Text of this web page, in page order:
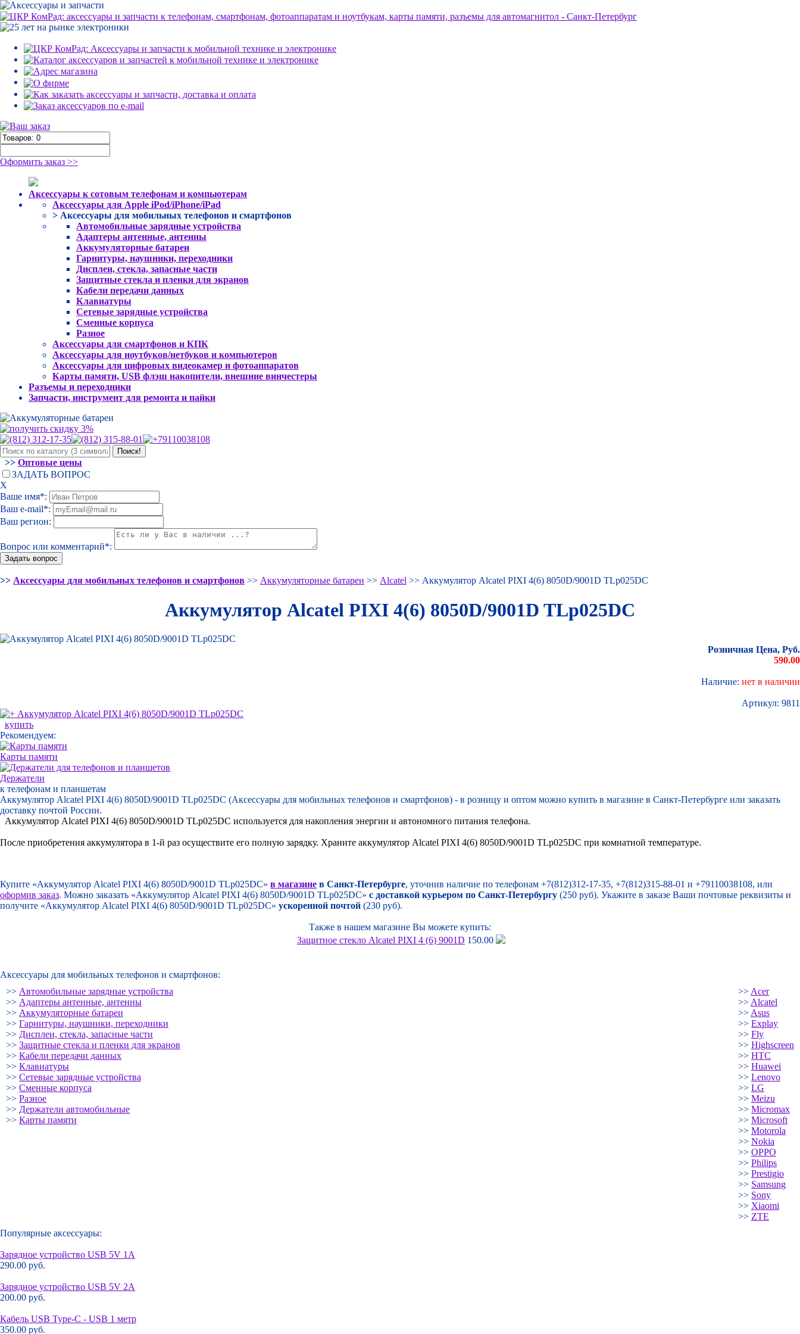
Оформить заказ >>
Аксессуары к сотовым телефонам и компьютерам
Аксессуары для Apple iPod/iPhone/iPad
> Аксессуары для мобильных телефонов и смартфонов
Автомобильные зарядные устройства
Адаптеры антенные, антенны
Аккумуляторные батареи
Гарнитуры, наушники, переходники
Дисплеи, стекла, запасные части
Защитные стекла и пленки для экранов
Кабели передачи данных
Клавиатуры
Сетевые зарядные устройства
Сменные корпуса
Разное
Аксессуары для смартфонов и КПК
Аксессуары для ноутбуков/нетбуков и компьютеров
Аксессуары для цифровых видеокамер и фотоаппаратов
Карты памяти, USB флэш накопители, внешние винчестеры
Разъемы и переходники
Запчасти, инструмент для ремонта и пайки
>> Оптовые цены
ЗАДАТЬ ВОПРОС
Х
Ваше имя*:
Ваш e-mail*:
Ваш регион:
Вопрос или комментарий*:
>> Аксессуары для мобильных телефонов и смартфонов >> Аккумуляторные батареи >> Alcatel >> Аккумулятор Alcatel PIXI 4(6) 8050D/9001D TLp025DC
Аккумулятор Alcatel PIXI 4(6) 8050D/9001D TLp025DC
Розничная Цена, Руб.
590.00
Наличие: нет в наличии
Артикул: 9811
купить
Рекомендуем:
Карты памяти
Держатели
к телефонам и планшетам
Аккумулятор Alcatel PIXI 4(6) 8050D/9001D TLp025DC (Аксессуары для мобильных телефонов и смартфонов) - в розницу и оптом можно купить в магазине в Санкт-Петербурге или заказать
доставку почтой России.
Аккумулятор Alcatel PIXI 4(6) 8050D/9001D TLp025DC используется для накопления энергии и автономного питания телефона.
После приобретения аккумулятора в 1-й раз осуществите его полную зарядку. Храните аккумулятор Alcatel PIXI 4(6) 8050D/9001D TLp025DC при комнатной температуре.
Купите «Аккумулятор Alcatel PIXI 4(6) 8050D/9001D TLp025DC» в магазине в Санкт-Петербурге, уточнив наличие по телефонам +7(812)312-17-35, +7(812)315-88-01 и +79110038108, или
оформив заказ. Можно заказать «Аккумулятор Alcatel PIXI 4(6) 8050D/9001D TLp025DC» с доставкой курьером по Санкт-Петербургу (250 руб). Укажите в заказе Ваши почтовые реквизиты и
получите «Аккумулятор Alcatel PIXI 4(6) 8050D/9001D TLp025DC» ускоренной почтой (230 руб).
Также в нашем магазине Вы можете купить:
Защитное стекло Alcatel PIXI 4 (6) 9001D 150.00
Аксессуары для мобильных телефонов и смартфонов:
>> Автомобильные зарядные устройства
>> Адаптеры антенные, антенны
>> Аккумуляторные батареи
>> Гарнитуры, наушники, переходники
>> Дисплеи, стекла, запасные части
>> Защитные стекла и пленки для экранов
>> Кабели передачи данных
>> Клавиатуры
>> Сетевые зарядные устройства
>> Сменные корпуса
>> Разное
>> Держатели автомобильные
>> Карты памяти
>> Acer
>> Alcatel
>> Asus
>> Explay
>> Fly
>> Highscreen
>> HTC
>> Huawei
>> Lenovo
>> LG
>> Meizu
>> Micromax
>> Microsoft
>> Motorola
>> Nokia
>> OPPO
>> Philips
>> Prestigio
>> Samsung
>> Sony
>> Xiaomi
>> ZTE
Популярные аксессуары:
Зарядное устройство USB 5V 1A
290.00 руб.
Зарядное устройство USB 5V 2A
200.00 руб.
Кабель USB Type-C - USB 1 метр
350.00 руб.